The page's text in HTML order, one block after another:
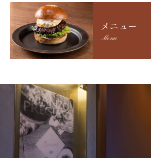
メニュー
Menu